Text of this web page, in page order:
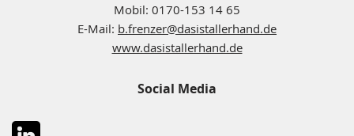
Mobil: 0170-153 14 65
E-Mail: b.frenzer@dasistallerhand.de
www.dasistallerhand.de
Social Media